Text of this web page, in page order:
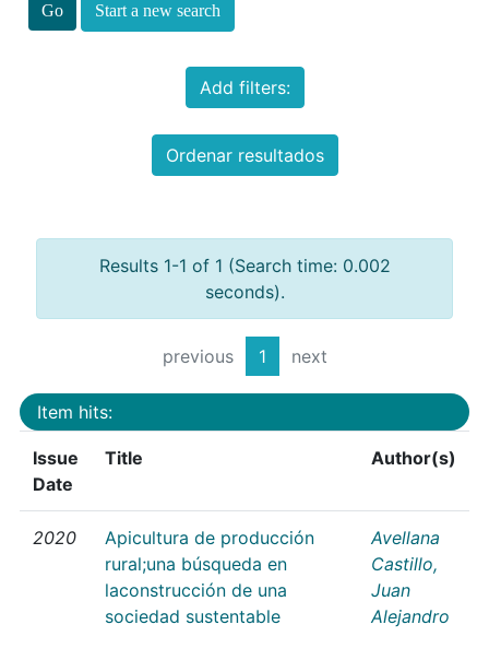
Start a new search
Add filters:
Ordenar resultados
Results 1-1 of 1 (Search time: 0.002
seconds).
previous 1 next
Item hits:
Issue
Date
Title Author(s)
2020
Apicultura de producción
rural;una búsqueda en
laconstrucción de una
sociedad sustentable
Avellana
Castillo,
Juan
Alejandro